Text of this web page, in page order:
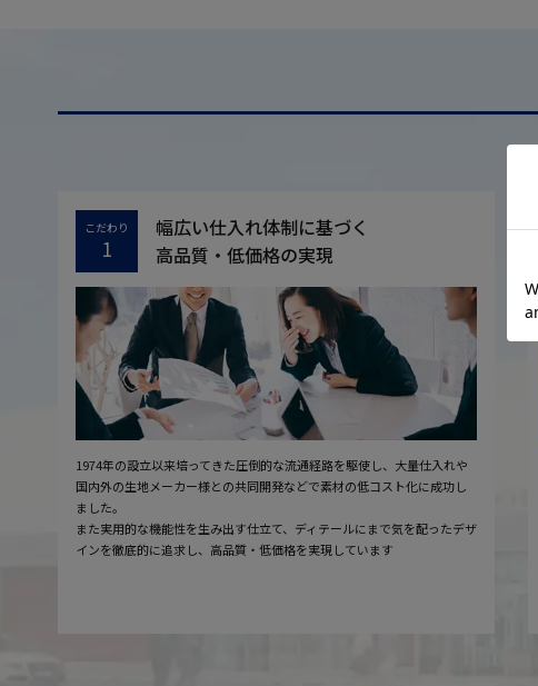
こだわり
1
幅広い仕入れ体制に基づく
高品質・低価格の実現
1974年の設立以来培ってきた圧倒的な流通経路を駆使し、大量仕入れや
国内外の生地メーカー様との共同開発などで素材の低コスト化に成功し
ました。
また実用的な機能性を生み出す仕立て、ディテールにまで気を配ったデザ
インを徹底的に追求し、高品質・低価格を実現しています